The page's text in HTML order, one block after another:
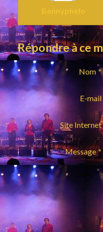
Bennyphelo
Répondre à ce
Nom
E-mail
Site Internet
Message